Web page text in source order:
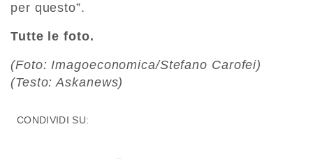
per questo”.
Tutte le foto.
(Foto: Imagoeconomica/Stefano Carofei)
(Testo: Askanews)
CONDIVIDI SU: